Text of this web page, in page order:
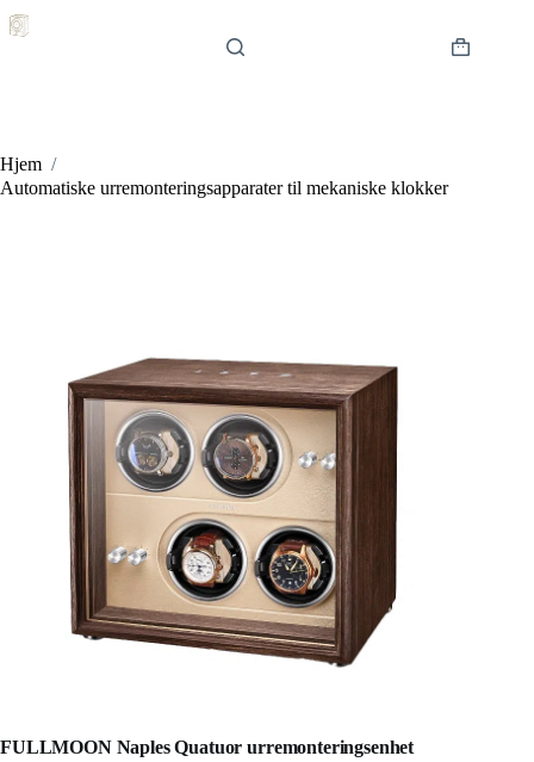
til
Hjem /
Automatiske urremonteringsapparater til mekaniske klokker
FULLMOON Naples Quatuor urremonteringsenhet